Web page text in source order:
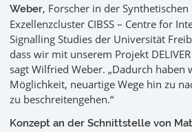
Weber, Forscher in der
Exzellenzcluster CIBSS – Centre for
Signalling Studies der Universität
dass wir mit unserem Projekt
sagt Wilfried Weber. „Dadurch haben
Möglichkeit, neuartige Wege hin zu
zu beschreitengehen.“
Konzept an der Schnittstelle von